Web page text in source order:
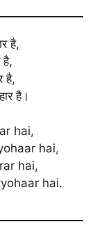
है,
है,
है,
है।
hai,
hai,
hai,
hai.